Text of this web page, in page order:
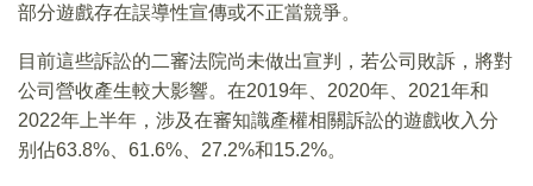
部分遊戲存在誤導性宣傳或不正當競爭。
目前這些訴訟的二審法院尚未做出宣判，若公司敗訴，將對
公司營收產生較大影響。在2019年、2020年、2021年和
2022年上半年，涉及在審知識產權相關訴訟的遊戲收入分
别佔63.8%、61.6%、27.2%和15.2%。